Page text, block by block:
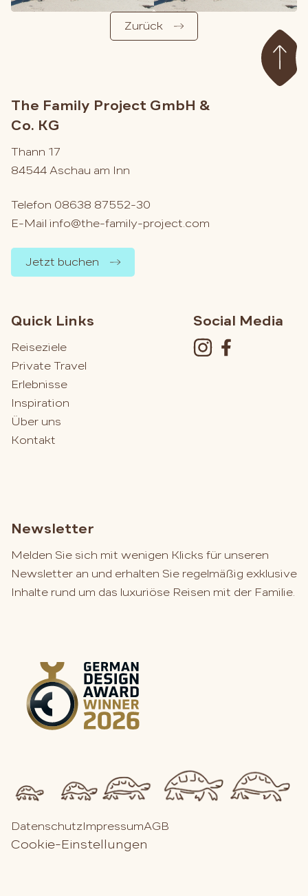
Zurück
The Family Project GmbH &
Co. KG
Thann 17
84544 Aschau am Inn
Telefon 08638 87552-30
E-Mail info@the-family-project.com
Jetzt buchen
Quick Links
Reiseziele
Private Travel
Erlebnisse
Inspiration
Über uns
Kontakt
Social Media
Newsletter
Melden Sie sich mit wenigen Klicks für unseren
Newsletter an und erhalten Sie regelmäßig exklusive
Inhalte rund um das luxuriöse Reisen mit der Familie.
DatenschutzImpressumAGB
Cookie-Einstellungen